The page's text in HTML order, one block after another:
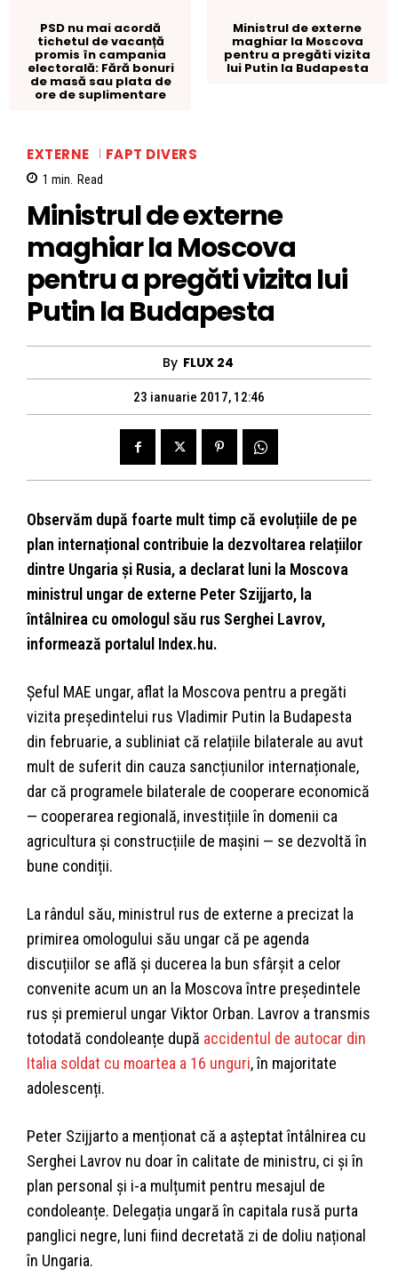
PSD nu mai acordă
tichetul de vacanță
promis în campania
electorală: Fără bonuri
de masă sau plata de
ore de suplimentare
Ministrul de externe
maghiar la Moscova
pentru a pregăti vizita
lui Putin la Budapesta